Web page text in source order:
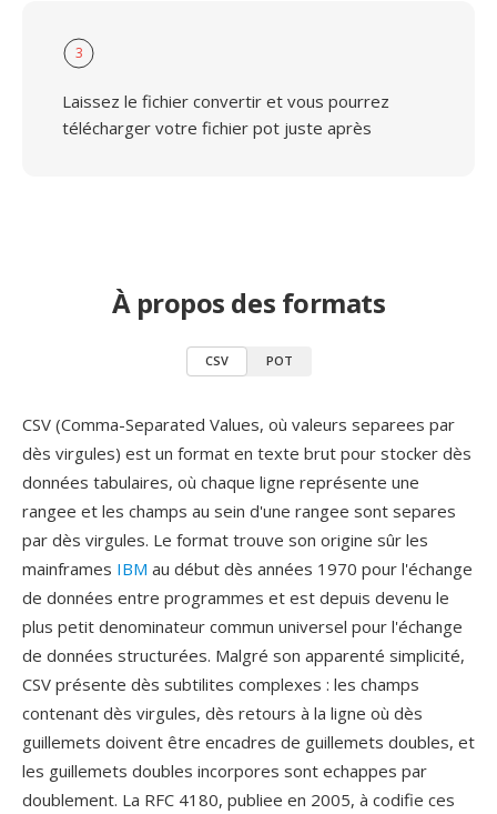
3
Laissez le fichier convertir et vous pourrez
télécharger votre fichier pot juste après
À propos des formats
CSV POT
CSV (Comma-Separated Values, où valeurs separees par
dès virgules) est un format en texte brut pour stocker dès
données tabulaires, où chaque ligne représente une
rangee et les champs au sein d'une rangee sont separes
par dès virgules. Le format trouve son origine sûr les
mainframes IBM au début dès années 1970 pour l'échange
de données entre programmes et est depuis devenu le
plus petit denominateur commun universel pour l'échange
de données structurées. Malgré son apparenté simplicité,
CSV présente dès subtilites complexes : les champs
contenant dès virgules, dès retours à la ligne où dès
guillemets doivent être encadres de guillemets doubles, et
les guillemets doubles incorpores sont echappes par
doublement. La RFC 4180, publiee en 2005, à codifie ces